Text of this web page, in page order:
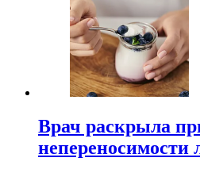
Врач раскрыла
непереносимости